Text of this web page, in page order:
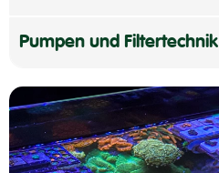
Pumpen und Filtertechnik